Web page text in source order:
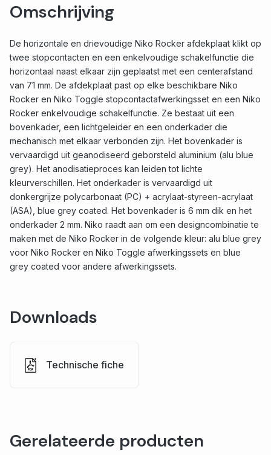
Omschrijving
De horizontale en drievoudige Niko Rocker afdekplaat klikt op
twee stopcontacten en een enkelvoudige schakelfunctie die
horizontaal naast elkaar zijn geplaatst met een centerafstand
van 71 mm. De afdekplaat past op elke beschikbare Niko
Rocker en Niko Toggle stopcontactafwerkingsset en een Niko
Rocker enkelvoudige schakelfunctie. Ze bestaat uit een
bovenkader, een lichtgeleider en een onderkader die
mechanisch met elkaar verbonden zijn. Het bovenkader is
vervaardigd uit geanodiseerd geborsteld aluminium (alu blue
grey). Het anodisatieproces kan leiden tot lichte
kleurverschillen. Het onderkader is vervaardigd uit
donkergrijze polycarbonaat (PC) + acrylaat-styreen-acrylaat
(ASA), blue grey coated. Het bovenkader is 6 mm dik en het
onderkader 2 mm. Niko raadt aan om een designcombinatie te
maken met de Niko Rocker in de volgende kleur: alu blue grey
voor Niko Rocker en Niko Toggle afwerkingssets en blue
grey coated voor andere afwerkingssets.
Downloads
Technische fiche
Gerelateerde producten